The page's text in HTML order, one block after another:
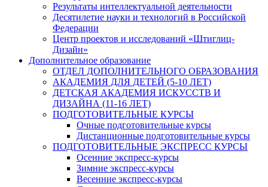
Результаты интеллектуальной деятельности
Десятилетие науки и технологий в Российской
Федерации
Центр проектов и исследований «Штиглиц-
Дизайн»
Дополнительное образование
ОТДЕЛ ДОПОЛНИТЕЛЬНОГО ОБРАЗОВАНИЯ
АКАДЕМИЯ ДЛЯ ДЕТЕЙ (5-10 ЛЕТ)
ДЕТСКАЯ АКАДЕМИЯ ИСКУССТВ И
ДИЗАЙНА (11-16 ЛЕТ)
ПОДГОТОВИТЕЛЬНЫЕ КУРСЫ
Очные подготовительные курсы
Дистанционные подготовительные курсы
ПОДГОТОВИТЕЛЬНЫЕ ЭКСПРЕСС КУРСЫ
Осенние экспресс-курсы
Зимние экспресс-курсы
Весенние экспресс-курсы